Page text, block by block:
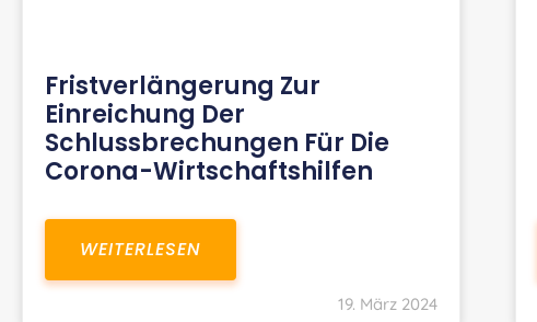
Fristverlängerung Zur
Einreichung Der
Schlussbrechungen Für Die
Corona-Wirtschaftshilfen
WEITERLESEN
19. März 2024